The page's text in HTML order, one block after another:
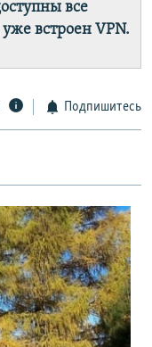
все
встроен VPN.
Подпишитесь